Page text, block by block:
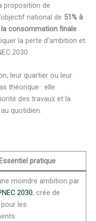
proposition de
national de 51% à
la consommation finale
la perte d’ambition et
2030.
leur quartier ou leur
théorique : elle
des travaux et la
quotidien.
Essentiel pratique
moindre ambition par
2030, crée de
les